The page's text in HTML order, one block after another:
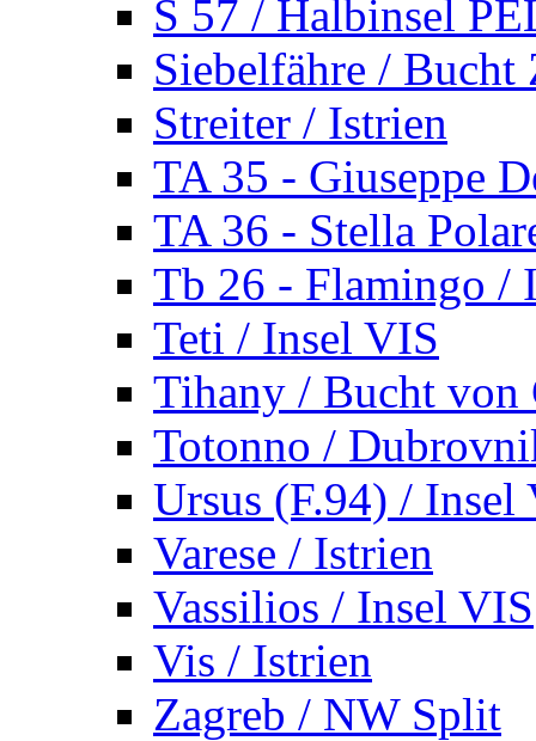
S 57 / Halbinsel
Siebelfähre / Bucht
Streiter / Istrien
TA 35 - Giuseppe
TA 36 - Stella
Tb 26 - Flamingo /
Teti / Insel VIS
Tihany / Bucht von
Totonno /
Ursus (F.94) / Insel
Varese / Istrien
Vassilios / Insel VIS
Vis / Istrien
Zagreb / NW Split